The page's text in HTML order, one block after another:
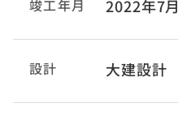
竣工年月 2022年7月
設計 大建設計